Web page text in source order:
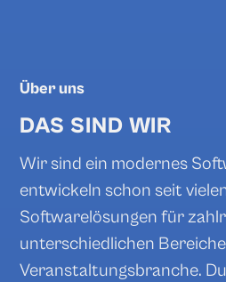
Über uns
DAS SIND WIR
Wir sind ein modernes
entwickeln schon seit
Softwarelösungen für
unterschiedlichen
Veranstaltungsbranche.